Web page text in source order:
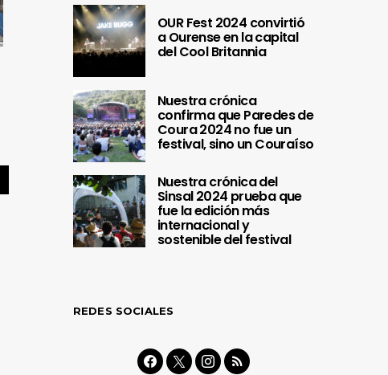
OUR Fest 2024 convirtió
a Ourense en la capital
del Cool Britannia
Nuestra crónica
confirma que Paredes de
Coura 2024 no fue un
festival, sino un Couraíso
Nuestra crónica del
Sinsal 2024 prueba que
fue la edición más
internacional y
sostenible del festival
REDES SOCIALES